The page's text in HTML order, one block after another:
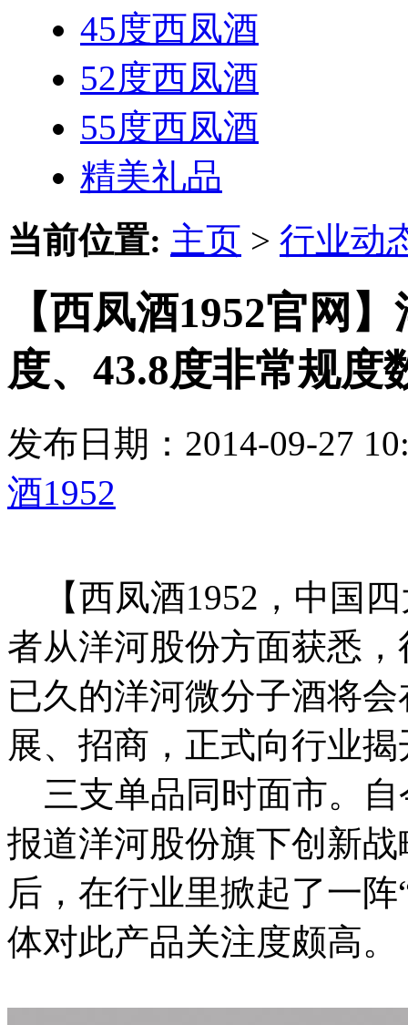
45度西凤酒
52度西凤酒
55度西凤酒
精美礼品
当前位置: 主页 > 行业动
【西凤酒1952官网
度、43.8度非常规度
发布日期：2014-09-27
酒1952
【西凤酒1952，中国
者从洋河股份方面获悉
已久的洋河微分子酒将
展、招商，正式向行业
三支单品同时面市。自
报道洋河股份旗下创新
后，在行业里掀起了一
体对此产品关注度颇高。